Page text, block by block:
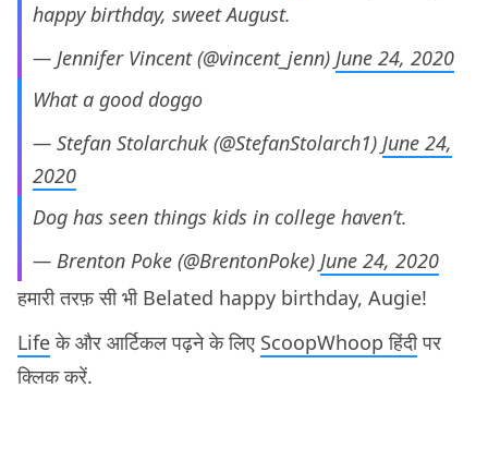
happy birthday, sweet August.
— Jennifer Vincent (@vincent_jenn) June 24, 2020
What a good doggo
— Stefan Stolarchuk (@StefanStolarch1) June 24,
2020
Dog has seen things kids in college haven’t.
— Brenton Poke (@BrentonPoke) June 24, 2020
हमारी तरफ़ सी भी Belated happy birthday, Augie!
Lifeके और आर्टिकल पढ़ने के लिए ScoopWhoop हिंदीपर
क्लिक करें.